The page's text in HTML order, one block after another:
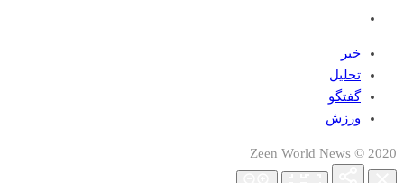
خبر
تحلیل
گفتگو
ورزش
2020 © Zeen World News